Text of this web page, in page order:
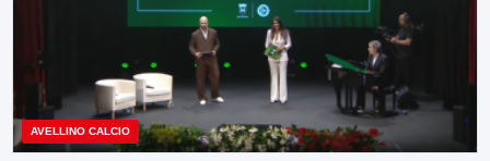
AVELLINO CALCIO